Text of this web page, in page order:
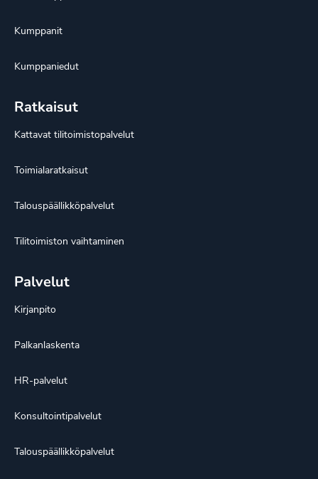
Kumppanit
Kumppaniedut
Ratkaisut
Kattavat tilitoimistopalvelut
Toimialaratkaisut
Talouspäällikköpalvelut
Tilitoimiston vaihtaminen
Palvelut
Kirjanpito
Palkanlaskenta
HR-palvelut
Konsultointipalvelut
Talouspäällikköpalvelut